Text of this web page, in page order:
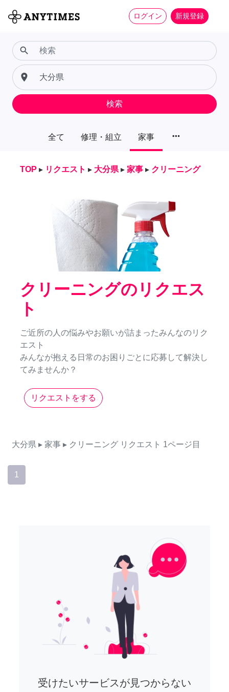
ログイン 新規登録
全て 修理・組立 家事 more_horiz
search
place
検索
TOP ▸ リクエスト ▸ 大分県 ▸ 家事 ▸ クリーニング
クリーニングのリクエス
ト
ご近所の人の悩みやお願いが詰まったみんなのリク
エスト
みんなが抱える日常のお困りごとに応募して解決し
てみませんか？
リクエストをする
大分県 ▸ 家事 ▸ クリーニング リクエスト 1ページ目
1
受けたいサービスが見つからない